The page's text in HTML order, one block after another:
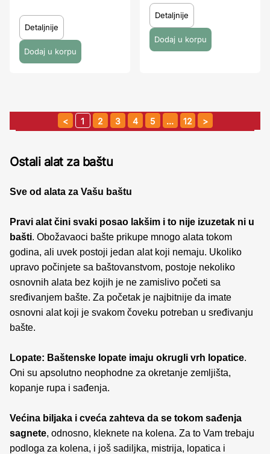
Detaljnije
Detaljnije
1 2 3 4 5 … 12
Ostali alat za baštu
Sve od alata za Vašu baštu
Pravi alat čini svaki posao lakšim i to nije izuzetak ni u
bašti. Obožavaoci bašte prikupe mnogo alata tokom
godina, ali uvek postoji jedan alat koji nemaju. Ukoliko
upravo počinjete sa baštovanstvom, postoje nekoliko
osnovnih alata bez kojih je ne zamislivo početi sa
sređivanjem bašte. Za početak je najbitnije da imate
osnovni alat koji je svakom čoveku potreban u sređivanju
bašte.
Lopate: Baštenske lopate imaju okrugli vrh lopatice.
Oni su apsolutno neophodne za okretanje zemljišta,
kopanje rupa i sađenja.
Većina biljaka i cveća zahteva da se tokom sađenja
sagnete, odnosno, kleknete na kolena. Za to Vam trebaju
podloga za kolena, i još sadiljka, mistrija, lopatica i